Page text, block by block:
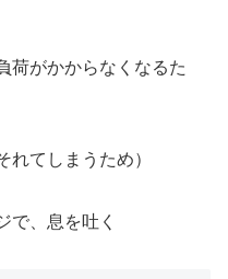
荷がかからなくなるた
てしまうため）
で、息を吐く